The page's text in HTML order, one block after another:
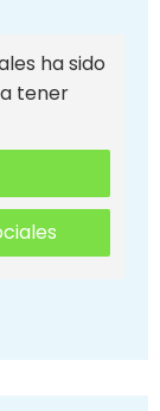
ha sido
tener